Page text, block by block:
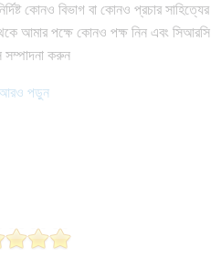
কোনও বিভাগ বা কোনও প্রচার সাহিত্যের
আমার পক্ষে কোনও পক্ষ নিন এবং সিআরসি
সম্পাদনা করুন
পড়ুন